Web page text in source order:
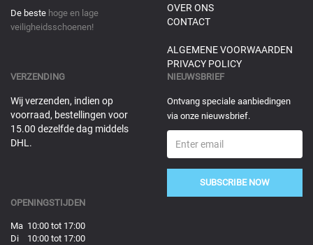
De beste hoge en lage
veiligheidsschoenen!
OVER ONS
CONTACT
ALGEMENE VOORWAARDEN
PRIVACY POLICY
VERZENDING
Wij verzenden, indien op
voorraad, bestellingen voor
15.00 dezelfde dag middels
DHL.
NIEUWSBRIEF
Ontvang speciale aanbiedingen
via onze nieuwsbrief.
SUBSCRIBE NOW
OPENINGSTIJDEN
Ma 10:00 tot 17:00
Di 10:00 tot 17:00